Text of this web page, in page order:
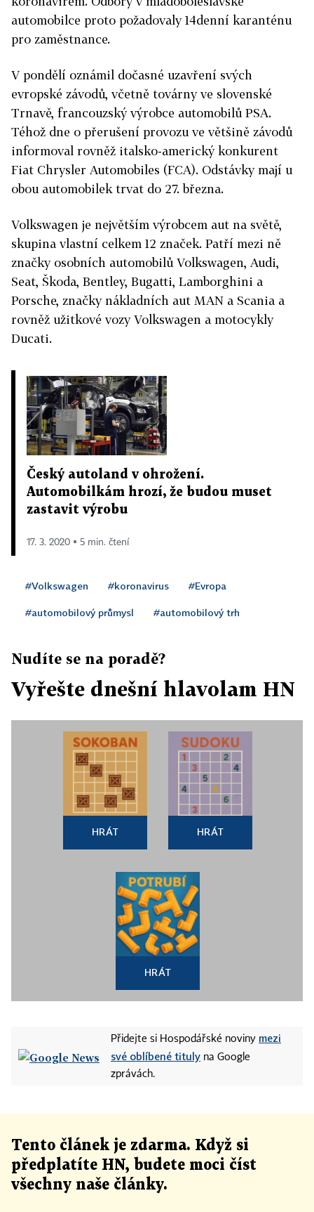
automobilce proto požadovaly 14denní karanténu
pro zaměstnance.
V pondělí oznámil dočasné uzavření svých
evropské závodů, včetně továrny ve slovenské
Trnavě, francouzský výrobce automobilů PSA.
Téhož dne o přerušení provozu ve většině závodů
informoval rovněž italsko-americký konkurent
Fiat Chrysler Automobiles (FCA). Odstávky mají u
obou automobilek trvat do 27. března.
Volkswagen je největším výrobcem aut na světě,
skupina vlastní celkem 12 značek. Patří mezi ně
značky osobních automobilů Volkswagen, Audi,
Seat, Škoda, Bentley, Bugatti, Lamborghini a
Porsche, značky nákladních aut MAN a Scania a
rovněž užitkové vozy Volkswagen a motocykly
Ducati.
Český autoland v ohrožení.
Automobilkám hrozí, že budou muset
zastavit výrobu
17. 3. 2020 ▪ 5 min. čtení
#Volkswagen #koronavirus #Evropa
#automobilový průmysl #automobilový trh
Nudíte se na poradě?
Vyřešte dnešní hlavolam HN
HRÁT HRÁT
HRÁT
Přidejte si Hospodářské noviny mezi
své oblíbené tituly na Google
zprávách.
Tento článek je zdarma. Když si
předplatíte HN, budete moci číst
všechny naše články.